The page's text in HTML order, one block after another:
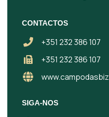
CONTACTOS
+351 232 386 107
+351 232 386 107
SIGA-NOS